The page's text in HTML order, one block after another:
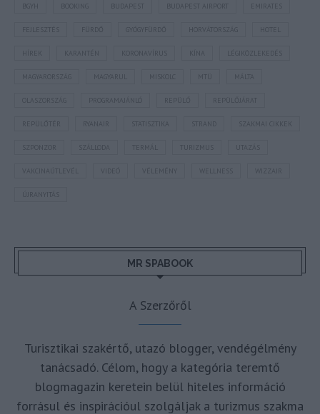
BUDAPEST BUDAPEST AIRPORT EMIRATES
FEJLESZTÉS HORVÁTORSZÁG HOTEL
KARANTÉN LÉGIKÖZLEKEDÉS
MAGYARORSZÁG MTÜ MÁLTA
OLASZORSZÁG REPÜLŐJÁRAT
REPÜLŐTÉR STATISZTIKA STRAND SZAKMAI CIKKEK
SZPONZOR SZÁLLODA TERMÁL TURIZMUS UTAZÁS
VAKCINAÚTLEVÉL WIZZAIR
ÚJRANYITÁS
MR SPABOOK
A Szerzőről
Turisztikai szakértő, utazó blogger, vendégélmény
tanácsadó. Célom, hogy a kategória teremtő
blogmagazin keretein belül hiteles információ
forrásul és inspirációul szolgáljak a turizmus szakma